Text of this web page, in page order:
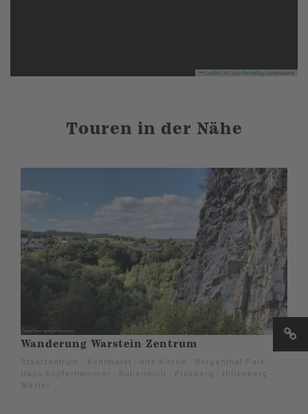
Leaflet OpenStreetMapcontributors
Touren in der Nähe
Wanderung Warstein Zentrum
Stadtzentrum - Kohlmarkt - Alte Kirche - Bergenthal Park -
Haus Kupferhammer - Bullerteich - Piusberg - Hillenberg -
Wäster